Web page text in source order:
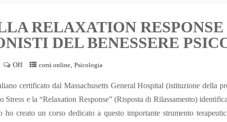
RELAXATION RESPONSE
DEL BENESSERE
Off corsi online, Psicologia
certificato dal Massachusetts General Hospital (istituzione della
e la “Relaxation Response” (Risposta di Rilassamento)
ho creato un corso dedicato a questo importante strumento